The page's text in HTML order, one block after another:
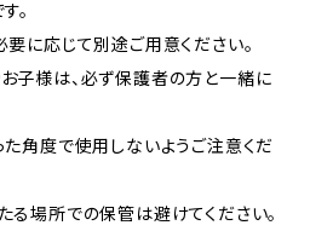
。
に応じて別途ご用意ください。
子様は、必ず保護者の方と一緒に
角度で使用しないようご注意くだ
場所での保管は避けてください。